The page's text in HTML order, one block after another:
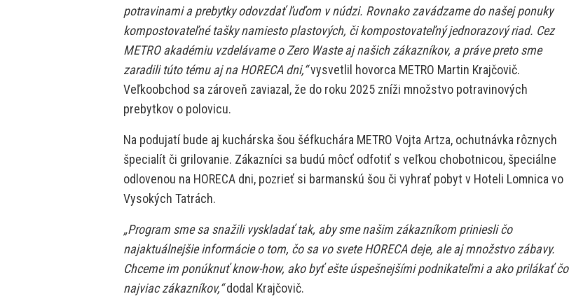
potravinami a prebytky odovzdať ľuďom v núdzi. Rovnako zavádzame do našej ponuky
kompostovateľné tašky namiesto plastových, či kompostovateľný jednorazový riad. Cez
METRO akadémiu vzdelávame o Zero Waste aj našich zákazníkov, a práve preto sme
zaradili túto tému aj na HORECA dni,“vysvetlil hovorca METRO Martin Krajčovič.
Veľkoobchod sa zároveň zaviazal, že do roku 2025 zníži množstvo potravinových
prebytkov o polovicu.
Na podujatí bude aj kuchárska šou šéfkuchára METRO Vojta Artza, ochutnávka rôznych
špecialít či grilovanie. Zákazníci sa budú môcť odfotiť s veľkou chobotnicou, špeciálne
odlovenou na HORECA dni, pozrieť si barmanskú šou či vyhrať pobyt v Hoteli Lomnica vo
Vysokých Tatrách.
„Program sme sa snažili vyskladať tak, aby sme našim zákazníkom priniesli čo
najaktuálnejšie informácie o tom, čo sa vo svete HORECA deje, ale aj množstvo zábavy.
Chceme im ponúknuť know-how, ako byť ešte úspešnejšími podnikateľmi a ako prilákať čo
najviac zákazníkov,“dodal Krajčovič.